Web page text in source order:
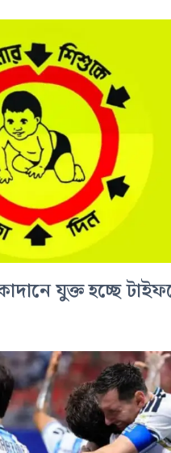
যুক্ত হচ্ছে